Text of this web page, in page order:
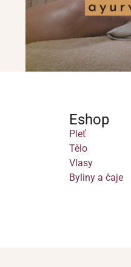
Eshop
Pleť
Tělo
Vlasy
Byliny a čaje